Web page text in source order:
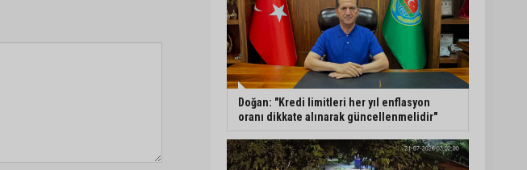
Doğan: "Kredi limitleri her yıl enflasyon
oranı dikkate alınarak güncellenmelidir"